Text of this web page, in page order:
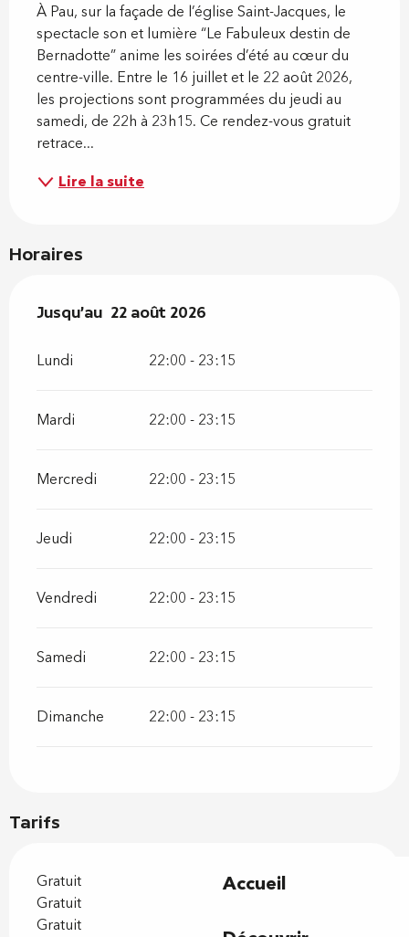
Accueil
À Pau, sur la façade de l’église Saint-Jacques, le
spectacle son et lumière “Le Fabuleux destin de
Bernadotte” anime les soirées d’été au cœur du
centre-ville. Entre le 16 juillet et le 22 août 2026,
les projections sont programmées du jeudi au
samedi, de 22h à 23h15. Ce rendez-vous gratuit
retrace...
Lire la suite
Horaires
Du16 juillet 2026au22 août 2026
Jusqu'au 22 août 2026
Lundi 22:00 - 23:15
Mardi 22:00 - 23:15
Mercredi 22:00 - 23:15
Jeudi 22:00 - 23:15
Vendredi 22:00 - 23:15
Samedi 22:00 - 23:15
Dimanche 22:00 - 23:15
Tarifs
Gratuit
Gratuit
Gratuit